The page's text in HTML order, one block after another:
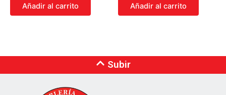
Añadir al carrito Añadir al carrito
Subir